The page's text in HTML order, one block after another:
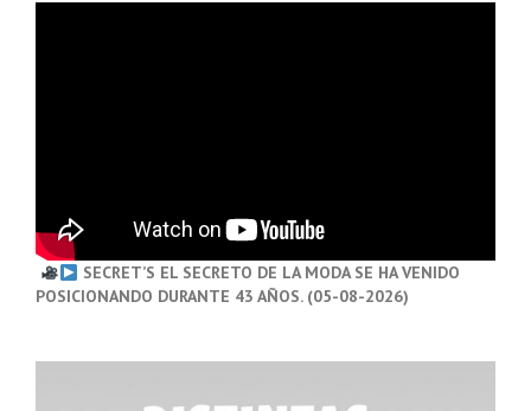
SECRET’S EL SECRETO DE LA MODA SE HA VENIDO
POSICIONANDO DURANTE 43 AÑOS. (05-08-2026)